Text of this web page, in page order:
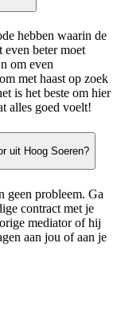
hebben waarin de
even beter moet
om even
met haast op zoek
is het beste om hier
alles goed voelt!
uit Hoog Soeren?
geen probleem. Ga
contract met je
mediator of hij
aan jou of aan je